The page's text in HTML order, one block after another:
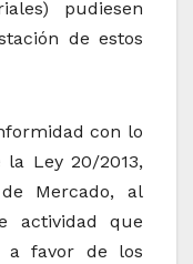
pudiesen
de estos
con lo
Ley 20/2013,
Mercado, al
actividad que
a favor de los